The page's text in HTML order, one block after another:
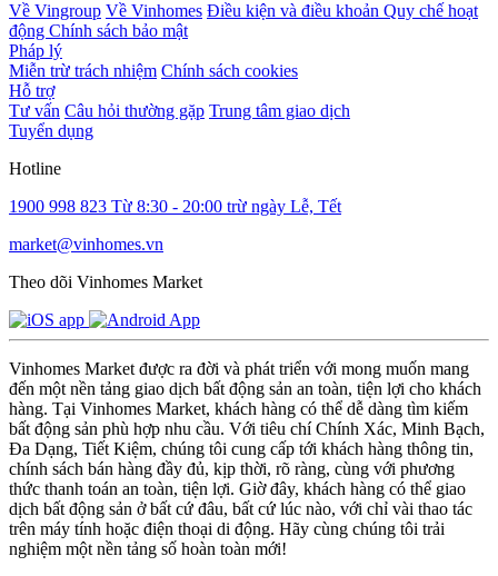
Về Vingroup Về Vinhomes Điều kiện và điều khoản Quy chế hoạt
động Chính sách bảo mật
Pháp lý
Miễn trừ trách nhiệm Chính sách cookies
Hỗ trợ
Tư vấn Câu hỏi thường gặp Trung tâm giao dịch
Tuyển dụng
Hotline
1900 998 823 Từ 8:30 - 20:00 trừ ngày Lễ, Tết
market@vinhomes.vn
Theo dõi Vinhomes Market
Vinhomes Market được ra đời và phát triển với mong muốn mang
đến một nền tảng giao dịch bất động sản an toàn, tiện lợi cho khách
hàng. Tại Vinhomes Market, khách hàng có thể dễ dàng tìm kiếm
bất động sản phù hợp nhu cầu. Với tiêu chí Chính Xác, Minh Bạch,
Đa Dạng, Tiết Kiệm, chúng tôi cung cấp tới khách hàng thông tin,
chính sách bán hàng đầy đủ, kịp thời, rõ ràng, cùng với phương
thức thanh toán an toàn, tiện lợi. Giờ đây, khách hàng có thể giao
dịch bất động sản ở bất cứ đâu, bất cứ lúc nào, với chỉ vài thao tác
trên máy tính hoặc điện thoại di động. Hãy cùng chúng tôi trải
nghiệm một nền tảng số hoàn toàn mới!